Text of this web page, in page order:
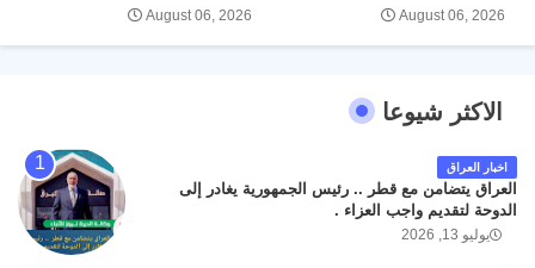
August 06, 2026
August 06, 2026
الاكثر شيوعا
اخبار العراق
العراق يتضامن مع قطر .. رئيس الجمهورية يغادر إلى
الدوحة لتقديم واجب العزاء .
يوليو 13, 2026